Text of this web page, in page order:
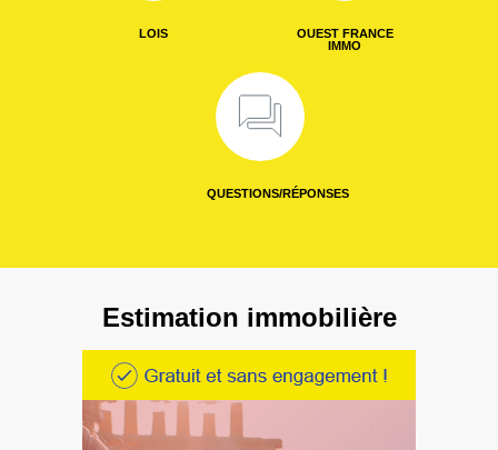
LOIS
OUEST FRANCE
IMMO
QUESTIONS/RÉPONSES
Estimation immobilière